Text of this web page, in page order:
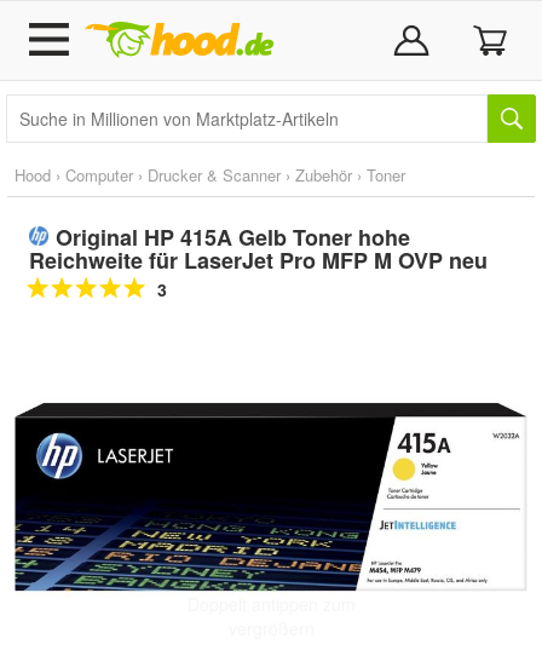
Hood › Computer › Drucker & Scanner › Zubehör › Toner
Original HP 415A Gelb Toner hohe
Reichweite für LaserJet Pro MFP M OVP neu
3